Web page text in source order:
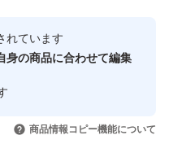
んので予めご了承くださ
安全なユーザーです
を完了させた実績があります
れています
身の商品に合わせて編集
商品情報コピー機能について